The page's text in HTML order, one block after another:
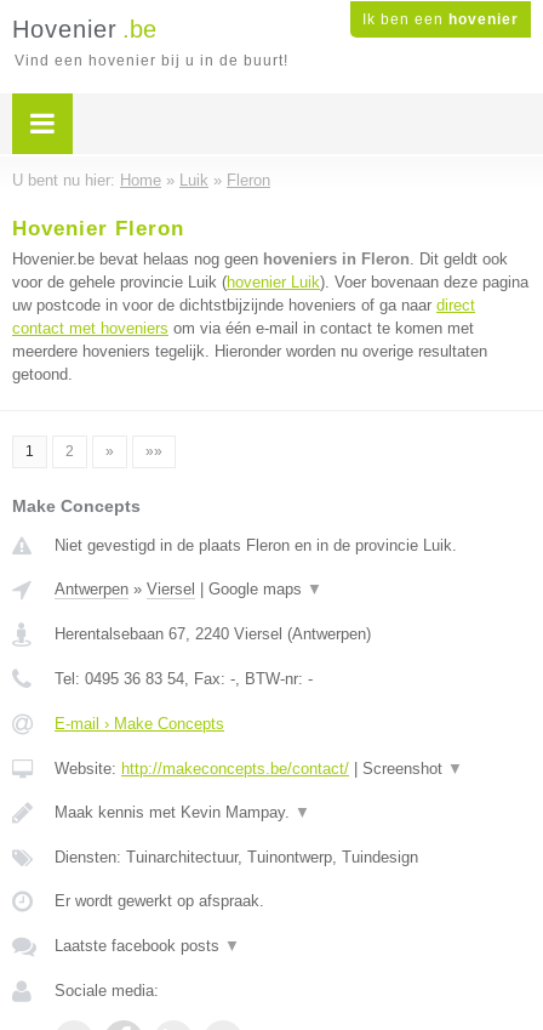
Ik ben een hovenier
Hovenier .be
Vind een hovenier bij u in de buurt!
U bent nu hier: Home » Luik » Fleron
Hovenier Fleron
Hovenier.be bevat helaas nog geen hoveniers in Fleron. Dit geldt ook
voor de gehele provincie Luik (hovenier Luik). Voer bovenaan deze pagina
uw postcode in voor de dichtstbijzijnde hoveniers of ga naar direct
contact met hoveniers om via één e-mail in contact te komen met
meerdere hoveniers tegelijk. Hieronder worden nu overige resultaten
getoond.
1 2 » »»
Make Concepts
Niet gevestigd in de plaats Fleron en in de provincie Luik.
Antwerpen » Viersel Google maps ▼
Herentalsebaan 67, 2240 Viersel (Antwerpen)
Tel: 0495 36 83 54, Fax: -, BTW-nr: -
E-mail › Make Concepts
Website: http://makeconcepts.be/contact/ Screenshot ▼
Maak kennis met Kevin Mampay. ▼
Diensten: Tuinarchitectuur, Tuinontwerp, Tuindesign
Er wordt gewerkt op afspraak.
Laatste facebook posts ▼
Sociale media: